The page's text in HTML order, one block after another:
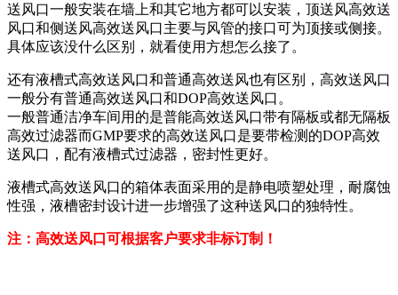
送风口一般安装在墙上和其它地方都可以安装，顶送风高效送
风口和侧送风高效送风口主要与风管的接口可为顶接或侧接。
具体应该没什么区别，就看使用方想怎么接了。
还有液槽式高效送风口和普通高效送风也有区别，高效送风口
一般分有普通高效送风口和DOP高效送风口。
一般普通洁净车间用的是普能高效送风口带有隔板或都无隔板
高效过滤器而GMP要求的高效送风口是要带检测的DOP高效
送风口，配有液槽式过滤器，密封性更好。
液槽式高效送风口的箱体表面采用的是静电喷塑处理，耐腐蚀
性强，液槽密封设计进一步增强了这种送风口的独特性。
注：高效送风口可根据客户要求非标订制！